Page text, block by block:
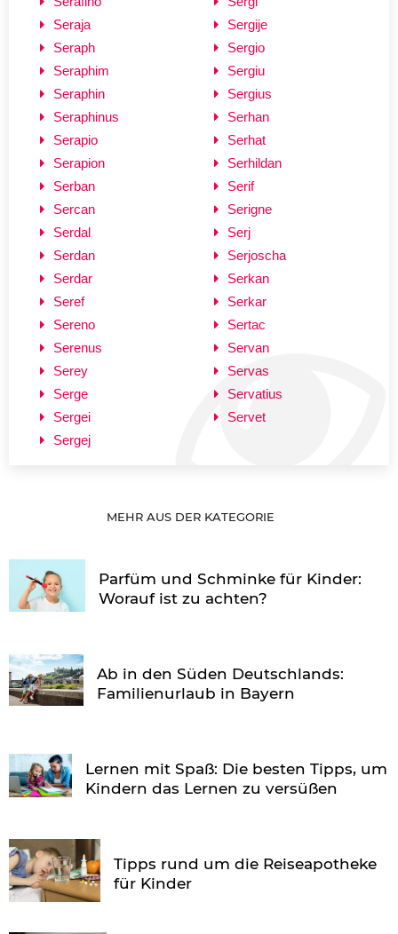
Seraja
Seraph
Seraphim
Seraphin
Seraphinus
Serapio
Serapion
Serban
Sercan
Serdal
Serdan
Serdar
Seref
Sereno
Serenus
Serey
Serge
Sergei
Sergej
Sergije
Sergio
Sergiu
Sergius
Serhan
Serhat
Serhildan
Serif
Serigne
Serj
Serjoscha
Serkan
Serkar
Sertac
Servan
Servas
Servatius
Servet
MEHR AUS DER KATEGORIE
Parfüm und Schminke für Kinder:
Worauf ist zu achten?
Ab in den Süden Deutschlands:
Familienurlaub in Bayern
Lernen mit Spaß: Die besten Tipps, um
Kindern das Lernen zu versüßen
Tipps rund um die Reiseapotheke
für Kinder